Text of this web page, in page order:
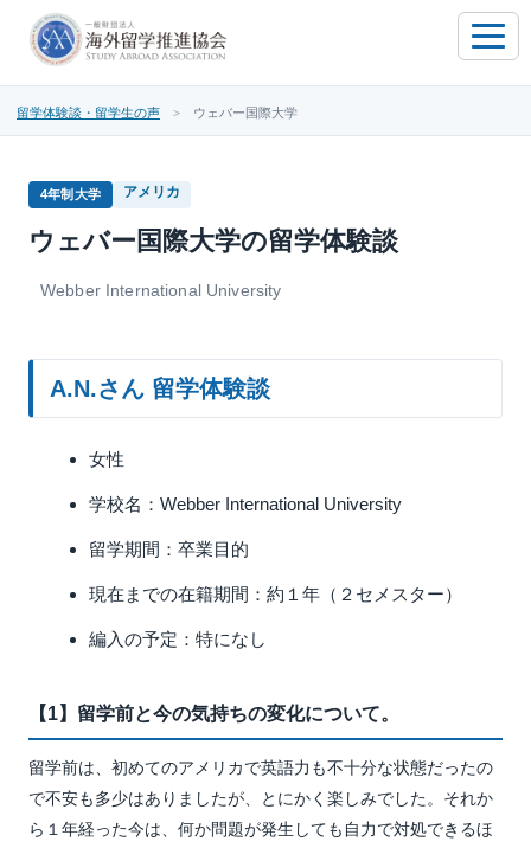
toggle
留学体験談・留学生の声 > ウェバー国際大学
4年制大学 アメリカ
ウェバー国際大学の留学体験談
Webber International University
A.N.さん 留学体験談
女性
学校名：Webber International University
留学期間：卒業目的
現在までの在籍期間：約１年（２セメスター）
編入の予定：特になし
【1】留学前と今の気持ちの変化について。
留学前は、初めてのアメリカで英語力も不十分な状態だったの
で不安も多少はありましたが、とにかく楽しみでした。それか
ら１年経った今は、何か問題が発生しても自力で対処できるほ